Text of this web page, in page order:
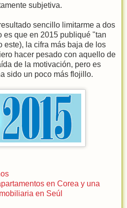
subjetiva.
sencillo limitarme a dos
es que en 2015 publiqué "tan
este), la cifra más baja de los
hacer pesado con aquello de
de la motivación, pero es
sido un poco más flojillo.
en Corea y una
en Seúl